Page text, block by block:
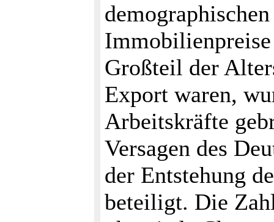
Großteil der
Export waren,
Arbeitskräfte
Versagen des
der Entstehung
beteiligt. Die